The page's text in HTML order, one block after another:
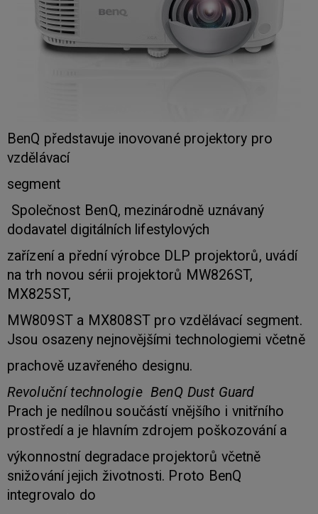
BenQ představuje inovované projektory pro
vzdělávací
segment
Společnost BenQ, mezinárodně uznávaný
dodavatel digitálních lifestylových
zařízení a přední výrobce DLP projektorů, uvádí
na trh novou sérii projektorů MW826ST,
MX825ST,
MW809ST a MX808ST pro vzdělávací segment.
Jsou osazeny nejnovějšími technologiemi včetně
prachově uzavřeného designu.
Revoluční technologie BenQ Dust Guard
Prach je nedílnou součástí vnějšího i vnitřního
prostředí a je hlavním zdrojem poškozování a
výkonnostní degradace projektorů včetně
snižování jejich životnosti. Proto BenQ
integrovalo do